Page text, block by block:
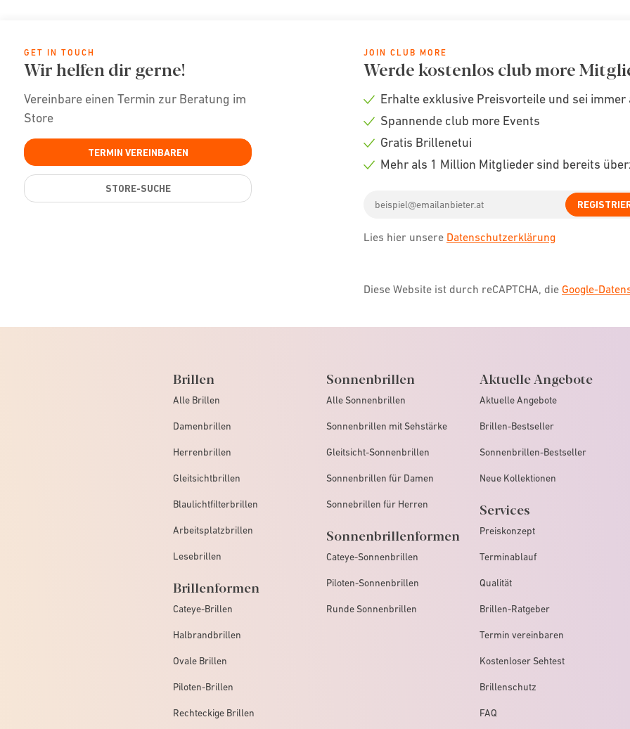
GET IN TOUCH
Wir helfen dir gerne!
Vereinbare einen Termin zur Beratung im
Store
TERMIN VEREINBAREN
STORE-SUCHE
JOIN CLUB MORE
Werde kostenlos club more
Check
Erhalte exklusive Preisvorteile und sei
Check
Spannende club more Events
Check
Gratis Brillenetui
Mehr als 1 Million Mitglieder sind bereits
address
Lies hier unsere Datenschutzerklärung
Diese Website ist durch reCAPTCHA, die Google-
Brillen
Alle Brillen
Damenbrillen
Herrenbrillen
Gleitsichtbrillen
Blaulichtfilterbrillen
Arbeitsplatzbrillen
Lesebrillen
Brillenformen
Cateye-Brillen
Halbrandbrillen
Ovale Brillen
Piloten-Brillen
Rechteckige Brillen
Sonnenbrillen
Alle Sonnenbrillen
Sonnenbrillen mit Sehstärke
Gleitsicht-Sonnenbrillen
Sonnenbrillen für Damen
Sonnebrillen für Herren
Sonnenbrillenformen
Cateye-Sonnenbrillen
Piloten-Sonnenbrillen
Runde Sonnenbrillen
Aktuelle Angebote
Aktuelle Angebote
Brillen-Bestseller
Sonnenbrillen-Bestseller
Neue Kollektionen
Services
Preiskonzept
Terminablauf
Qualität
Brillen-Ratgeber
Termin vereinbaren
Kostenloser Sehtest
Brillenschutz
FAQ